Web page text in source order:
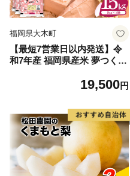
福岡県大木町
【最短7営業日以内発送】令
和7年産 福岡県産米 夢つくし
19,500円